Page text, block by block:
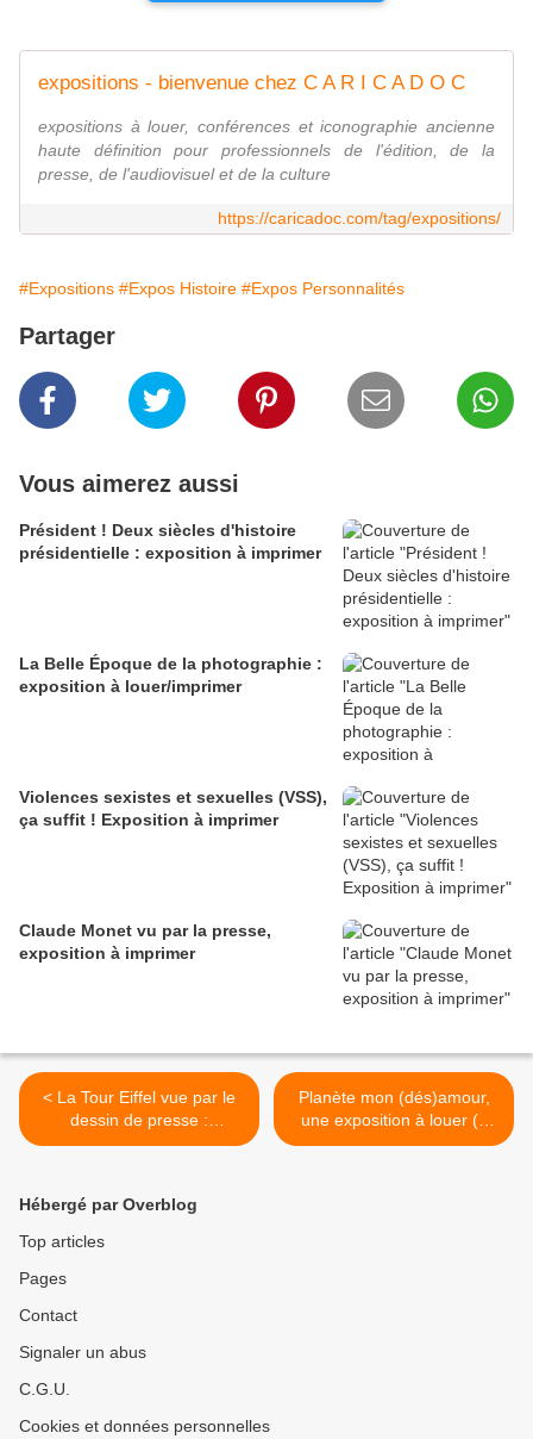
expositions - bienvenue chez C A R I C A D O C
expositions à louer, conférences et iconographie ancienne
haute définition pour professionnels de l'édition, de la
presse, de l'audiovisuel et de la culture
https://caricadoc.com/tag/expositions/
#Expositions #Expos Histoire #Expos Personnalités
Partager
Vous aimerez aussi
Président ! Deux siècles d'histoire
présidentielle : exposition à imprimer
La Belle Époque de la photographie :
exposition à louer/imprimer
Violences sexistes et sexuelles (VSS),
ça suffit ! Exposition à imprimer
Claude Monet vu par la presse,
exposition à imprimer
< La Tour Eiffel vue par le
dessin de presse :
exposition à louer
Planète mon (dés)amour,
une exposition à louer (à
imprimer) >
Hébergé par Overblog
Top articles
Pages
Contact
Signaler un abus
C.G.U.
Cookies et données personnelles